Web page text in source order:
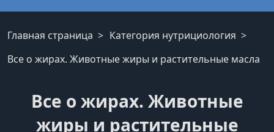
Главная страница
Категория нутрициология
Все о жирах. Животные жиры и растительные масла
Все о жирах. Животные
жиры и растительные